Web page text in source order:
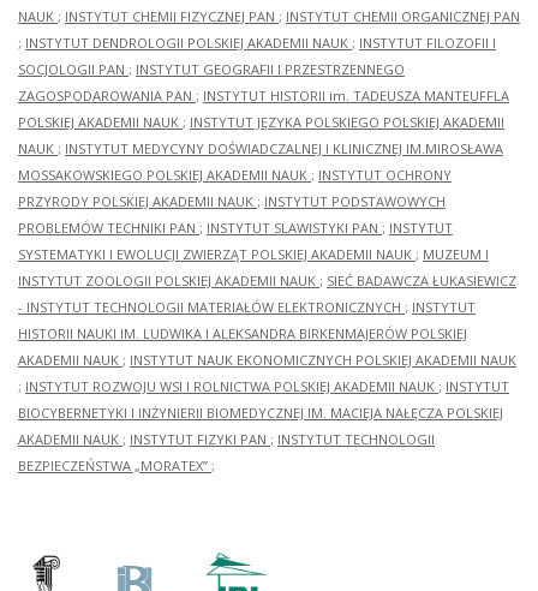
NAUK ; INSTYTUT CHEMII FIZYCZNEJ PAN ; INSTYTUT CHEMII ORGANICZNEJ PAN
; INSTYTUT DENDROLOGII POLSKIEJ AKADEMII NAUK ; INSTYTUT FILOZOFII I
SOCJOLOGII PAN ; INSTYTUT GEOGRAFII I PRZESTRZENNEGO
ZAGOSPODAROWANIA PAN ; INSTYTUT HISTORII im. TADEUSZA MANTEUFFLA
POLSKIEJ AKADEMII NAUK ; INSTYTUT JĘZYKA POLSKIEGO POLSKIEJ AKADEMII
NAUK ; INSTYTUT MEDYCYNY DOŚWIADCZALNEJ I KLINICZNEJ IM.MIROSŁAWA
MOSSAKOWSKIEGO POLSKIEJ AKADEMII NAUK ; INSTYTUT OCHRONY
PRZYRODY POLSKIEJ AKADEMII NAUK ; INSTYTUT PODSTAWOWYCH
PROBLEMÓW TECHNIKI PAN ; INSTYTUT SLAWISTYKI PAN ; INSTYTUT
SYSTEMATYKI I EWOLUCJI ZWIERZĄT POLSKIEJ AKADEMII NAUK ; MUZEUM I
INSTYTUT ZOOLOGII POLSKIEJ AKADEMII NAUK ; SIEĆ BADAWCZA ŁUKASIEWICZ
- INSTYTUT TECHNOLOGII MATERIAŁÓW ELEKTRONICZNYCH ; INSTYTUT
HISTORII NAUKI IM. LUDWIKA I ALEKSANDRA BIRKENMAJERÓW POLSKIEJ
AKADEMII NAUK ; INSTYTUT NAUK EKONOMICZNYCH POLSKIEJ AKADEMII NAUK
; INSTYTUT ROZWOJU WSI I ROLNICTWA POLSKIEJ AKADEMII NAUK ; INSTYTUT
BIOCYBERNETYKI I INŻYNIERII BIOMEDYCZNEJ IM. MACIEJA NAŁĘCZA POLSKIEJ
AKADEMII NAUK ; INSTYTUT FIZYKI PAN ; INSTYTUT TECHNOLOGII
BEZPIECZEŃSTWA „MORATEX” ;